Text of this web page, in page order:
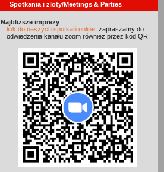
Spotkania i zloty/Meetings & Parties
Najbliższe imprezy
link do naszych spotkań online, zapraszamy do
odwiedzenia kanału zoom również przez kod QR: